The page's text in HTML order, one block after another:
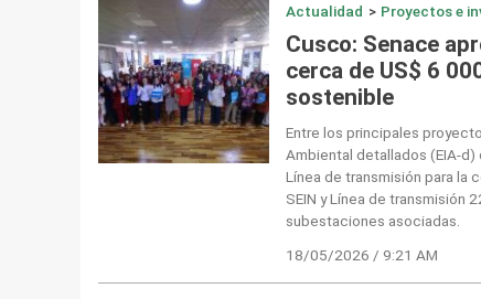
Actualidad > Proyectos e
Cusco: Senace
cerca de US$ 6
sostenible
Entre los principales
Ambiental detallados (EIA-
Línea de transmisión para la
SEIN y Línea de transmisión
subestaciones asociadas.
18/05/2026 / 9:21 AM